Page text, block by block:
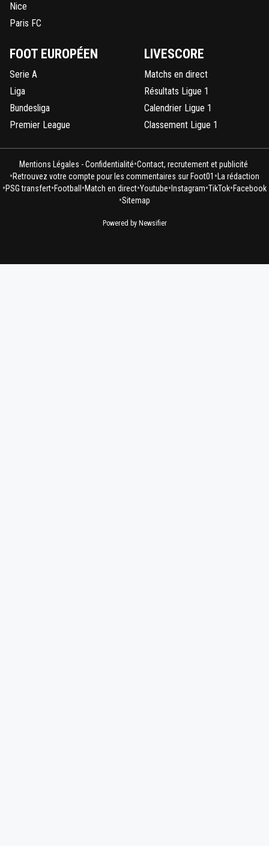
Nice
Paris FC
FOOT EUROPÉEN
Serie A
Liga
Bundesliga
Premier League
LIVESCORE
Matchs en direct
Résultats Ligue 1
Calendrier Ligue 1
Classement Ligue 1
Mentions Légales - Confidentialité•Contact, recrutement et publicité
•Retrouvez votre compte pour les commentaires sur Foot01 • La rédaction
•PSG transfert•Football •Match en direct•Youtube• Instagram•TikTok•Facebook
•Sitemap
Powered by Newsifier